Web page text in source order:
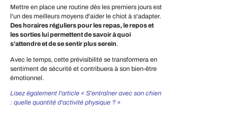
Mettre en place une routine dès les premiers jours est
l'un des meilleurs moyens d'aider le chiot à s'adapter.
Des horaires réguliers pour les repas, le repos et
les sorties lui permettent de savoir à quoi
s'attendre et de se sentir plus serein.
Avec le temps, cette prévisibilité se transformera en
sentiment de sécurité et contribuera à son bien-être
émotionnel.
Lisez également l'article « S'entraîner avec son chien
: quelle quantité d'activité physique ? »